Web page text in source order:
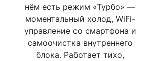
нём есть режим «Турбо» —
моментальный холод, WiFi-
управление со смартфона и
самоочистка внутреннего
блока. Работает тихо,